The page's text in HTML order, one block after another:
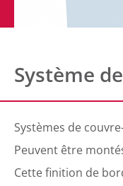
Système
Systèmes de
Peuvent être
Cette finition de